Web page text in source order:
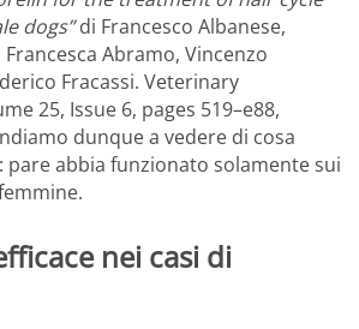
dogs”di Francesco Albanese,
Abramo, Vincenzo
Fracassi. Veterinary
25, Issue 6, pages 519–e88,
dunque a vedere di cosa
pare abbia funzionato solamente sui
nei casi di